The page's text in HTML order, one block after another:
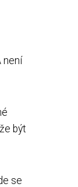
není
být
se